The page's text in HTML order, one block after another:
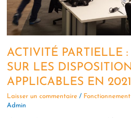
ACTIVITÉ PARTIELLE
SUR LES
APPLICABLES EN 2021
Laisser un commentaire /
Admin
APPLICABLES
EN
2021